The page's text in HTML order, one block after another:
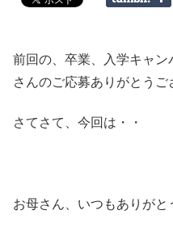
前回の、卒業、入学キャン
さんのご応募ありがとうご
さてさて、今回は・・
お母さん、いつもありがと